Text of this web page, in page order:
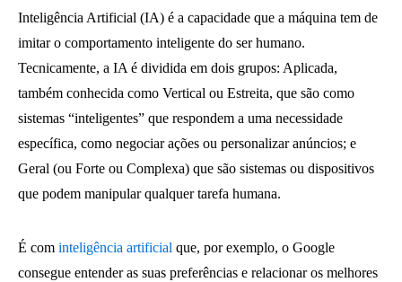
Inteligência Artificial (IA) é a capacidade que a máquina tem de
imitar o comportamento inteligente do ser humano.
Tecnicamente, a IA é dividida em dois grupos: Aplicada,
também conhecida como Vertical ou Estreita, que são como
sistemas “inteligentes” que respondem a uma necessidade
específica, como negociar ações ou personalizar anúncios; e
Geral (ou Forte ou Complexa) que são sistemas ou dispositivos
que podem manipular qualquer tarefa humana.
É com inteligência artificial que, por exemplo, o Google
consegue entender as suas preferências e relacionar os melhores